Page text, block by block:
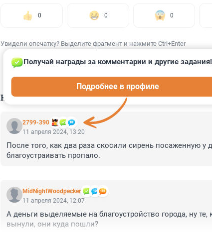
0 0 0
Увидели опечатку? Выделите фрагмент и нажмите Ctrl+Enter
КОММЕНТАРИИ 9
2799-390
Получай награды за комментарии и другие задания!
Подробнее в профиле
11 апреля 2024, 13:20
После того, как два раза скосили сирень посаженную у
благоустраивать пропало.
MidNightWoodpecker
11 апреля 2024, 12:07
А деньги выделяемые на благоустройство города, ну
вынули, они куда пошли?